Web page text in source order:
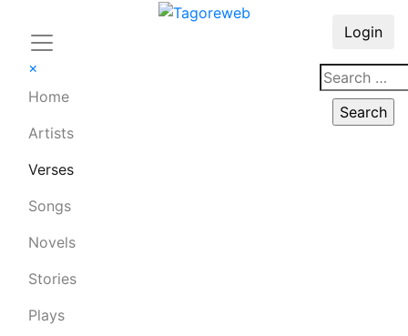
×
Home
Artists
Verses
Songs
Novels
Stories
Plays
Login